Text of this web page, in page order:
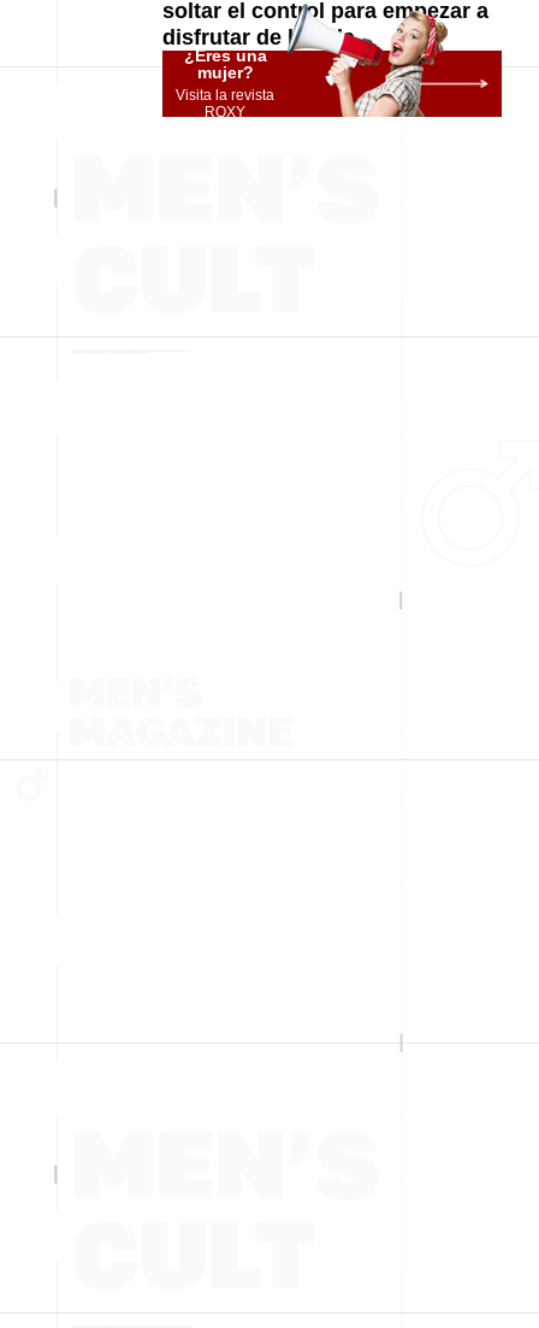
soltar el control para empezar a
disfrutar de la vida
¿Eres una
mujer?
Visita la revista
ROXY